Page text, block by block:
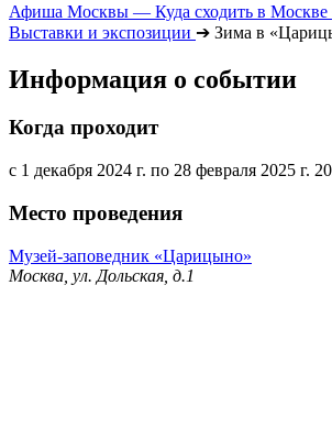
Афиша Москвы — Куда сходить в Москве
Выставки и экспозиции ➔ Зима в
Информация о событии
Когда проходит
с 1 декабря 2024 г. по 28 февраля 2025 г.
Место проведения
Музей-заповедник «Царицыно»
Москва, ул. Дольская, д.1